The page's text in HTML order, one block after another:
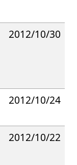
2012/10/30
2012/10/24
2012/10/22